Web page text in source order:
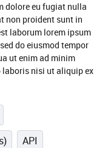
dolore eu fugiat nulla
non proident sunt in
laborum lorem ipsum
do eiusmod tempor
ut enim ad minim
nisi ut aliquip ex
API